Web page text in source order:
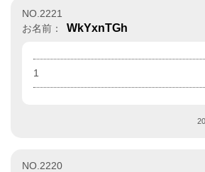
NO.2221
お名前：
WkYxnTGh
1
NO.2220